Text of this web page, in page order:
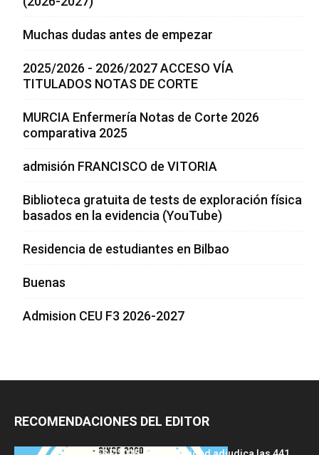
Muchas dudas antes de empezar
2025/2026 - 2026/2027 ACCESO VÍA
TITULADOS NOTAS DE CORTE
MURCIA Enfermería Notas de Corte 2026
comparativa 2025
admisión FRANCISCO de VITORIA
Biblioteca gratuita de tests de exploración física
basados en la evidencia (YouTube)
Residencia de estudiantes en Bilbao
Buenas
Admision CEU F3 2026-2027
RECOMENDACIONES DEL EDITOR